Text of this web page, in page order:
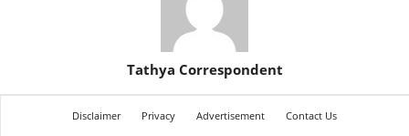
Tathya Correspondent
Disclaimer Privacy Advertisement
Contact Us